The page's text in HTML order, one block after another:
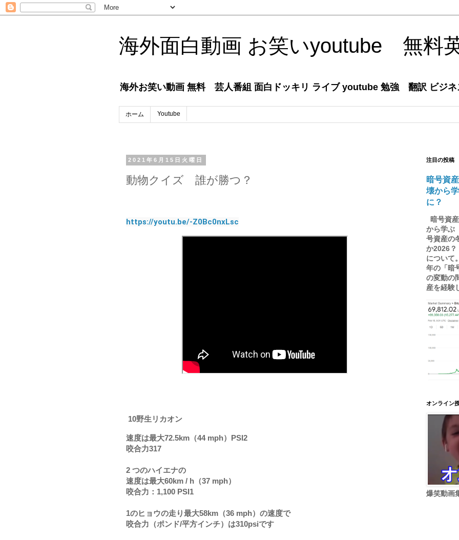
海外面白動画 お笑いyoutube 無料
海外お笑い動画 無料 芸人番組 面白ドッキリ ライブ youtube 勉強 翻訳 ビジネ
ホーム Youtube
2021年6月15日火曜日
動物クイズ 誰が勝つ？
https://youtu.be/-Z0Bc0nxLsc
10野生リカオン
速度は最大72.5km（44 mph）PSI2
咬合力317
2 つのハイエナの
速度は最大60km / h（37 mph）
咬合力：1,100 PSI1
1のヒョウの走り最大58km（36 mph）の速度で
咬合力（ポンド/平方インチ）は310psiです
注目の投稿
暗号資
壊から
に？
暗号資
から学
号資産の
か2026？
について
年の「暗
の変動の
産を経験
オンライン
爆笑動画